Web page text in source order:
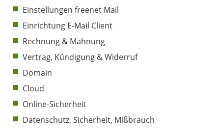
Einstellungen freenet Mail
Einrichtung E-Mail Client
Rechnung & Mahnung
Vertrag, Kündigung & Widerruf
Domain
Cloud
Online-Sicherheit
Datenschutz, Sicherheit, Mißbrauch